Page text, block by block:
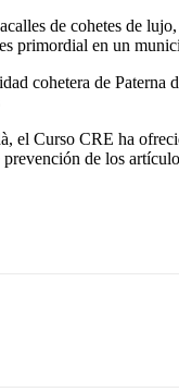
de cohetes de
primordial en un
cohetera de Paterna
Curso CRE ha
de los